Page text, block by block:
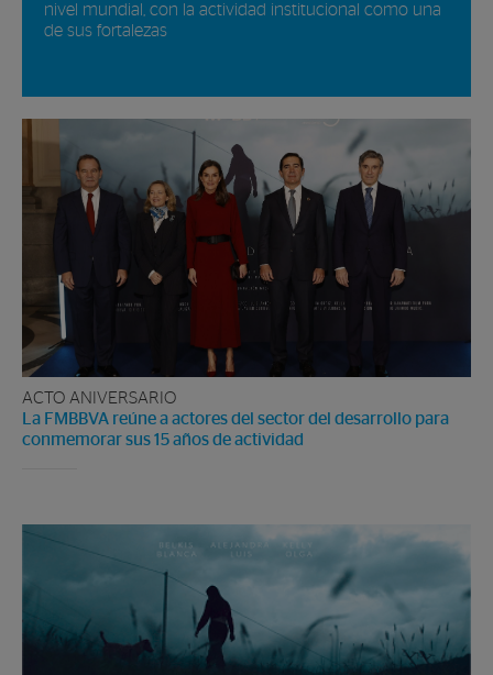
nivel mundial, con la actividad institucional como una
de sus fortalezas
ACTO ANIVERSARIO
La FMBBVA reúne a actores del sector del desarrollo para
conmemorar sus 15 años de actividad